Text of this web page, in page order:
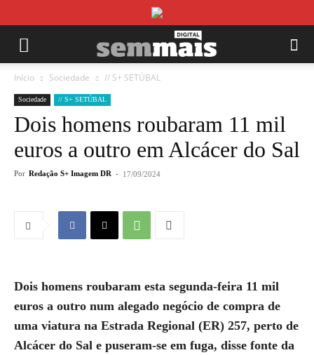
Início Sociedade // S+ SETÚBAL
Sociedade // S+ SETÚBAL
Dois homens roubaram 11 mil
euros a outro em Alcácer do Sal
Por Redação S+ Imagem DR - 17/09/2024
Dois homens roubaram esta segunda-feira 11 mil
euros a outro num alegado negócio de compra de
uma viatura na Estrada Regional (ER) 257, perto de
Alcácer do Sal e puseram-se em fuga, disse fonte da